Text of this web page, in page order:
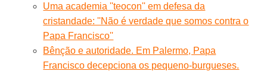
Uma academia ''teocon'' em defesa da
cristandade: ''Não é verdade que somos contra o
Papa Francisco''
Bênção e autoridade. Em Palermo, Papa
Francisco decepciona os pequeno-burgueses.